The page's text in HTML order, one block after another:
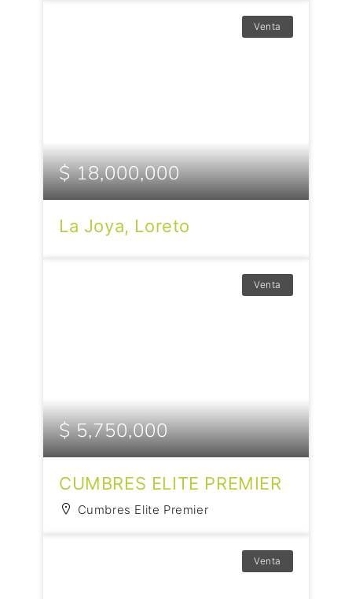
Venta
$ 18,000,000
La Joya, Loreto
Venta
$ 5,750,000
CUMBRES ELITE PREMIER
Cumbres Elite Premier
Venta